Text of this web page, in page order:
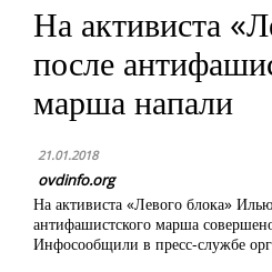
На активиста
после
марша напали
21.01.2018
ovdinfo.org
На активиста «Левого блока»
антифашистского марша
Инфосообщили в пресс-службе